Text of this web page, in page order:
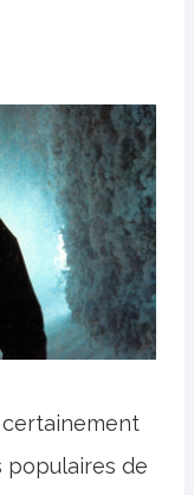
certainement
populaires de